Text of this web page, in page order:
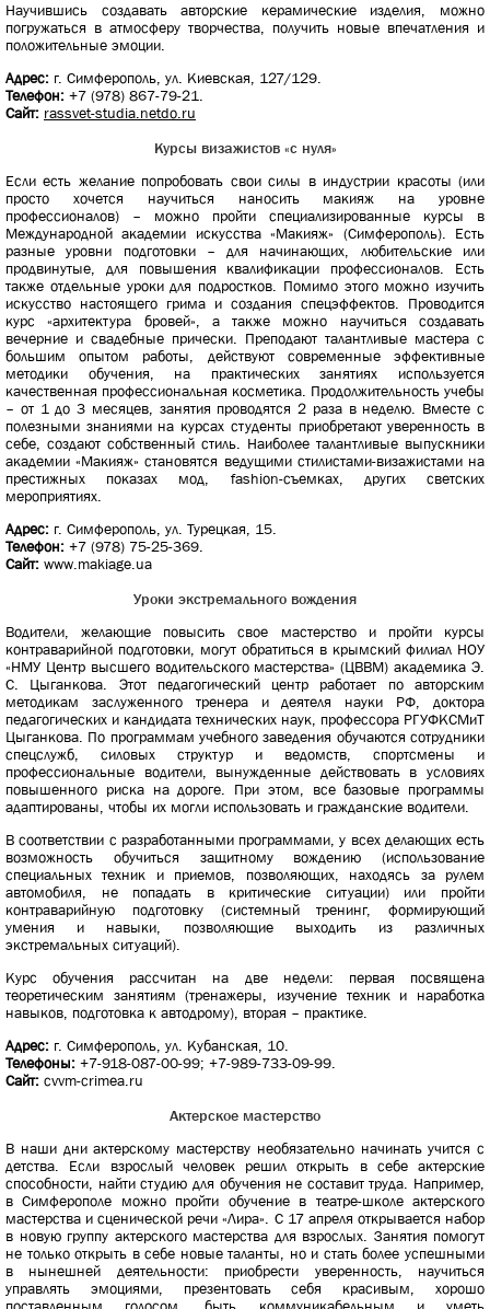
Научившись создавать авторские керамические изделия, можно
погружаться в атмосферу творчества, получить новые впечатления и
положительные эмоции.
Адрес: г. Симферополь, ул. Киевская, 127/129.
Телефон: +7 (978) 867-79-21.
Сайт: rassvet-studia.netdo.ru
Курсы визажистов «с нуля»
Если есть желание попробовать свои силы в индустрии красоты (или
просто хочется научиться наносить макияж на уровне
профессионалов) – можно пройти специализированные курсы в
Международной академии искусства «Макияж» (Симферополь). Есть
разные уровни подготовки – для начинающих, любительские или
продвинутые, для повышения квалификации профессионалов. Есть
также отдельные уроки для подростков. Помимо этого можно изучить
искусство настоящего грима и создания спецэффектов. Проводится
курс «архитектура бровей», а также можно научиться создавать
вечерние и свадебные прически. Преподают талантливые мастера с
большим опытом работы, действуют современные эффективные
методики обучения, на практических занятиях используется
качественная профессиональная косметика. Продолжительность учебы
– от 1 до 3 месяцев, занятия проводятся 2 раза в неделю. Вместе с
полезными знаниями на курсах студенты приобретают уверенность в
себе, создают собственный стиль. Наиболее талантливые выпускники
академии «Макияж» становятся ведущими стилистами-визажистами на
престижных показах мод, fashion-съемках, других светских
мероприятиях.
Адрес: г. Симферополь, ул. Турецкая, 15.
Телефон: +7 (978) 75-25-369.
Сайт: www.makiage.ua
Уроки экстремального вождения
Водители, желающие повысить свое мастерство и пройти курсы
контраварийной подготовки, могут обратиться в крымский филиал НОУ
«НМУ Центр высшего водительского мастерства» (ЦВВМ) академика Э.
С. Цыганкова. Этот педагогический центр работает по авторским
методикам заслуженного тренера и деятеля науки РФ, доктора
педагогических и кандидата технических наук, профессора РГУФКСМиТ
Цыганкова. По программам учебного заведения обучаются сотрудники
спецслужб, силовых структур и ведомств, спортсмены и
профессиональные водители, вынужденные действовать в условиях
повышенного риска на дороге. При этом, все базовые программы
адаптированы, чтобы их могли использовать и гражданские водители.
В соответствии с разработанными программами, у всех делающих есть
возможность обучиться защитному вождению (использование
специальных техник и приемов, позволяющих, находясь за рулем
автомобиля, не попадать в критические ситуации) или пройти
контраварийную подготовку (системный тренинг, формирующий
умения и навыки, позволяющие выходить из различных
экстремальных ситуаций).
Курс обучения рассчитан на две недели: первая посвящена
теоретическим занятиям (тренажеры, изучение техник и наработка
навыков, подготовка к автодрому), вторая – практике.
Адрес: г. Симферополь, ул. Кубанская, 10.
Телефоны: +7-918-087-00-99; +7-989-733-09-99.
Сайт: cvvm-crimea.ru
Актерское мастерство
В наши дни актерскому мастерству необязательно начинать учится с
детства. Если взрослый человек решил открыть в себе актерские
способности, найти студию для обучения не составит труда. Например,
в Симферополе можно пройти обучение в театре-школе актерского
мастерства и сценической речи «Лира». С 17 апреля открывается набор
в новую группу актерского мастерства для взрослых. Занятия помогут
не только открыть в себе новые таланты, но и стать более успешными
в нынешней деятельности: приобрести уверенность, научиться
управлять эмоциями, презентовать себя красивым, хорошо